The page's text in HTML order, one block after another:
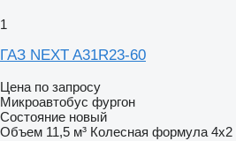
1
ГАЗ NEXT A31R23-60
Цена по запросу
Микроавтобус фургон
Состояние новый
Объем 11,5 м³ Колесная формула 4x2